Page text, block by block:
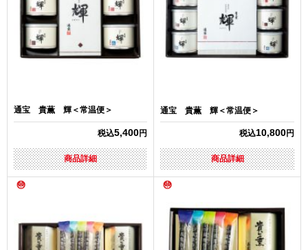
通宝 貴薫 輝＜常温便＞
税込5,400円
商品詳細
通宝 貴薫 輝＜常温便＞
税込10,800円
商品詳細